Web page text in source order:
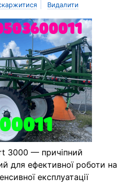
Видалити
3000 — причіпний
для ефективної роботи на
експлуатації